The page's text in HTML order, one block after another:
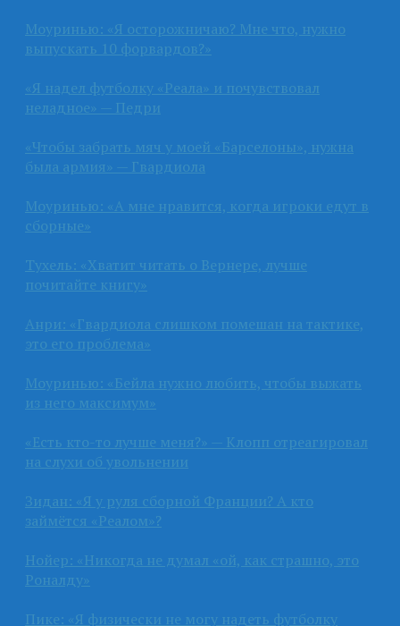
Моуринью: «Я осторожничаю? Мне что, нужно
выпускать 10 форвардов?»
«Я надел футболку «Реала» и почувствовал
неладное» — Педри
«Чтобы забрать мяч у моей «Барселоны», нужна
была армия» — Гвардиола
Моуринью: «А мне нравится, когда игроки едут в
сборные»
Тухель: «Хватит читать о Вернере, лучше
почитайте книгу»
Анри: «Гвардиола слишком помешан на тактике,
это его проблема»
Моуринью: «Бейла нужно любить, чтобы выжать
из него максимум»
«Есть кто-то лучше меня?» — Клопп отреагировал
на слухи об увольнении
Зидан: «Я у руля сборной Франции? А кто
займётся «Реалом»?
Нойер: «Никогда не думал «ой, как страшно, это
Роналду»
Пике: «Я физически не могу надеть футболку